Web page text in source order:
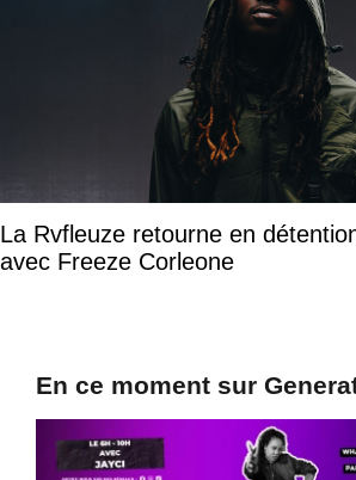
La Rvfleuze retourne en
avec Freeze Corleone
En ce moment sur